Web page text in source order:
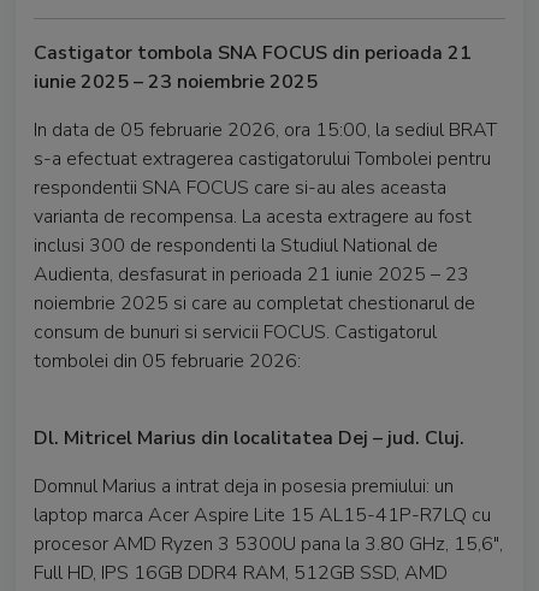
Castigator tombola SNA FOCUS din perioada 21
iunie 2025 – 23 noiembrie 2025
In data de 05 februarie 2026, ora 15:00, la sediul BRAT
s-a efectuat extragerea castigatorului Tombolei pentru
respondentii SNA FOCUS care si-au ales aceasta
varianta de recompensa. La acesta extragere au fost
inclusi 300 de respondenti la Studiul National de
Audienta, desfasurat in perioada 21 iunie 2025 – 23
noiembrie 2025 si care au completat chestionarul de
consum de bunuri si servicii FOCUS. Castigatorul
tombolei din 05 februarie 2026:
Dl. Mitricel Marius din localitatea Dej – jud. Cluj.
Domnul Marius a intrat deja in posesia premiului: un
laptop marca Acer Aspire Lite 15 AL15-41P-R7LQ cu
procesor AMD Ryzen 3 5300U pana la 3.80 GHz, 15,6",
Full HD, IPS 16GB DDR4 RAM, 512GB SSD, AMD